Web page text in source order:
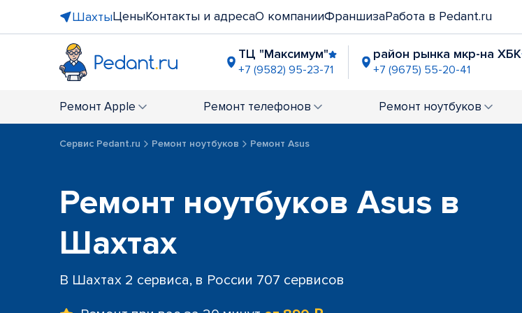
ШахтыЦеныКонтакты и адресаО компанииФраншизаРабота в Pedant.ru
ТЦ "Максимум"
+7 (9582) 95-23-71
район рынка мкр-на ХБК
+7 (9675) 55-20-41
Ремонт Apple Ремонт телефонов Ремонт ноутбуков
Сервис Pedant.ru Ремонт ноутбуков Ремонт Asus
Ремонт ноутбуков Asus в
Шахтах
В Шахтах 2 сервиса, в России 707 сервисов